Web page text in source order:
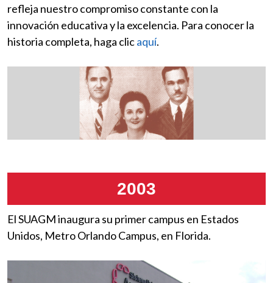
refleja nuestro compromiso constante con la
innovación educativa y la excelencia. Para conocer la
historia completa, haga clicaquí.
2003
El SUAGM inaugura su primer campus en Estados
Unidos, Metro Orlando Campus, en Florida.